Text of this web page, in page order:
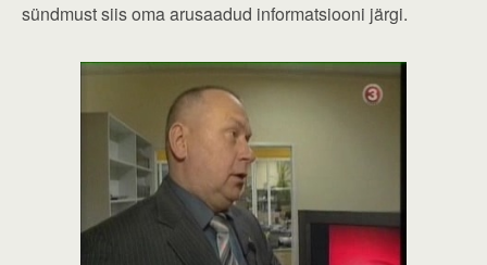
sündmust siis oma arusaadud informatsiooni järgi.